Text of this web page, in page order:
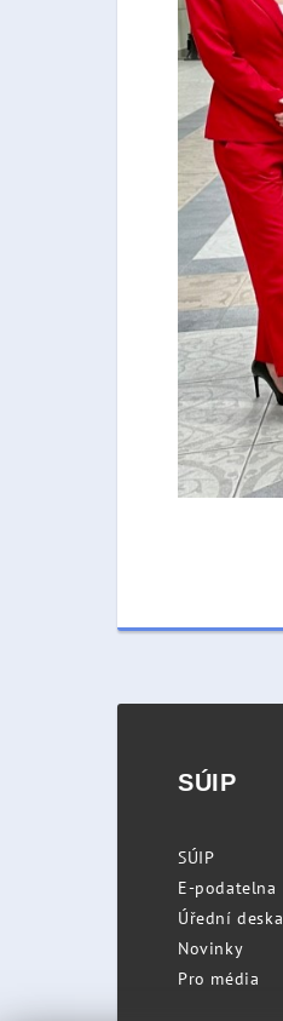
SÚIP
SÚIP
E-podatelna
Úřední deska
Novinky
Pro média